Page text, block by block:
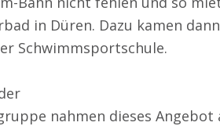
in Düren. Dazu kamen
Schwimmsportschule.
nahmen dieses